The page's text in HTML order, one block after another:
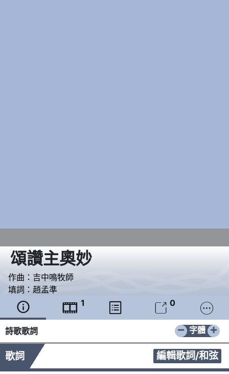
頌讚主奧妙
作曲： 吉中鳴牧師
填詞： 趙孟準
  1   0 
詩歌歌詞 − +
字體
歌詞 編輯歌詞/和弦